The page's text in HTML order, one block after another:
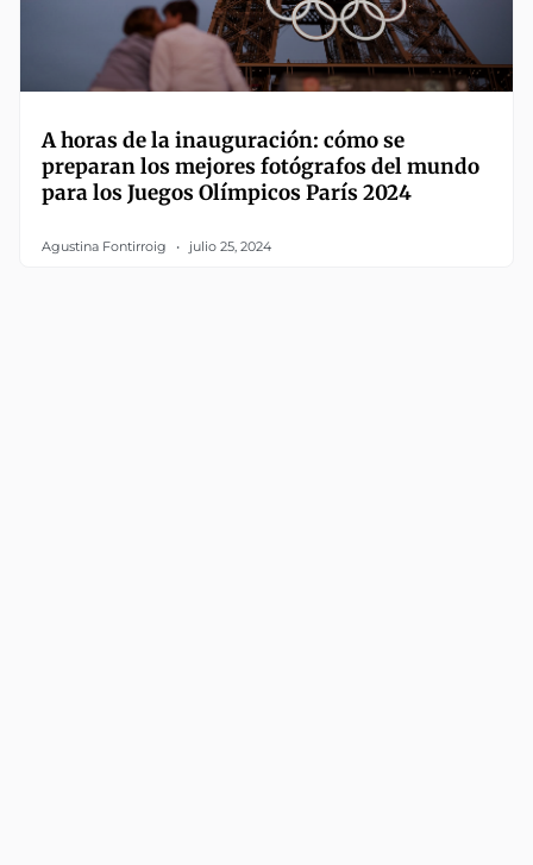
A horas de la inauguración: cómo se
preparan los mejores fotógrafos del mundo
para los Juegos Olímpicos París 2024
Agustina Fontirroig julio 25, 2024